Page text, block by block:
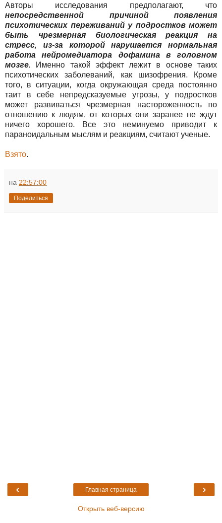
Авторы исследования предполагают, что
непосредственной причиной появления
психотических переживаний у подростков может
быть чрезмерная биологическая реакция на
стресс, из-за которой нарушается нормальная
работа нейромедиатора дофамина в головном
мозге.
Именно такой эффект лежит в основе таких
психотических заболеваний, как шизофрения. Кроме
того, в ситуации, когда окружающая среда постоянно
таит в себе непредсказуемые угрозы, у подростков
может развиваться чрезмерная настороженность по
отношению к людям, от которых они заранее не ждут
ничего хорошего. Все это неминуемо приводит к
параноидальным мыслям и реакциям, считают ученые.
Взято.
на 22:57:00
Поделиться
‹ ›
Главная страница
Открыть веб-версию